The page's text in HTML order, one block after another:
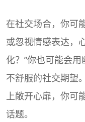
在社交场合，你可
或忽视情感表达，
化？”你也可能会
不舒服的社交期望
上敞开心扉，你可
话题。